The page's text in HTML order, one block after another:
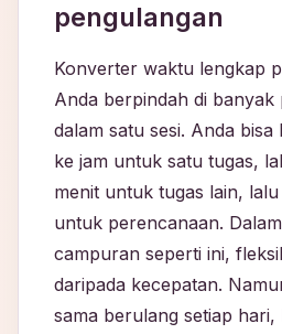
pengulangan
Konverter waktu lengkap
Anda berpindah di banyak
dalam satu sesi. Anda
ke jam untuk satu tugas,
menit untuk tugas lain,
untuk perencanaan.
campuran seperti ini,
daripada kecepatan.
sama berulang setiap